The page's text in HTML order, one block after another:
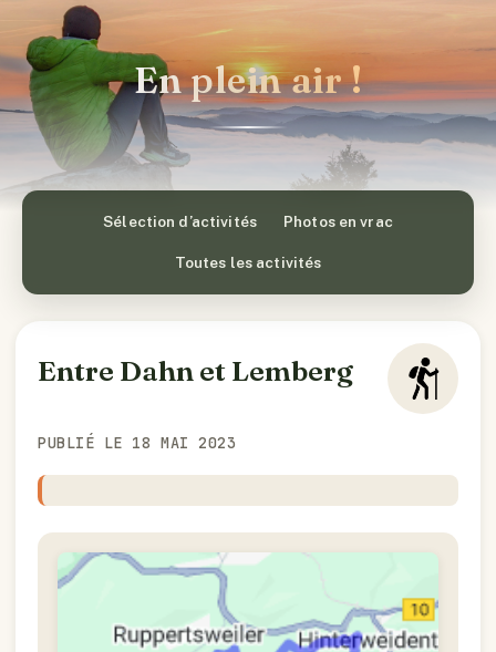
En plein air !
Sélection d’activités Photos en vrac
Toutes les activités
Entre Dahn et Lemberg
PUBLIÉ LE 18 MAI 2023